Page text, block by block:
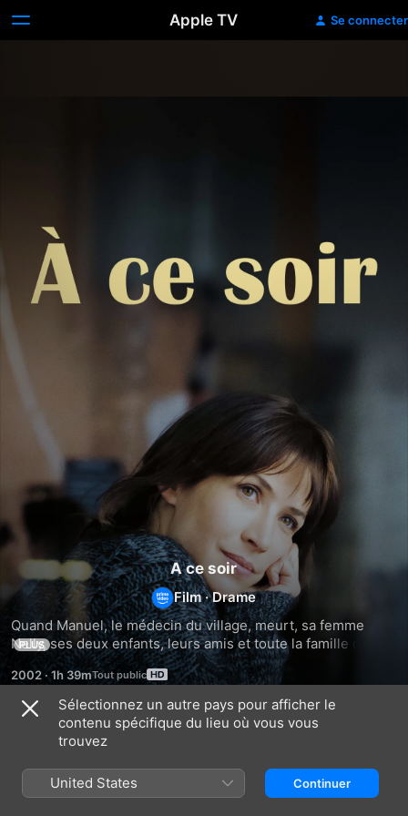
Apple TV Se connecter
A ce soir
Film ·Drame
Quand Manuel, le médecin du village, meurt, sa femme
Nelly, ses deux enfants, leurs amis et toute la famille du
défunt se retrouvent face à cette réalité brutale. Une
situation de deuil douloureusement classique, qui va
basculer quand Nelly refuse la levée traditionnelle du corps
par les pompes funèbres.
PLUS
2002 · 1h 39m
Similaires
couleurs
Sélectionnez un autre pays pour afficher le
contenu spécifique du lieu où vous vous
trouvez
United States Continuer